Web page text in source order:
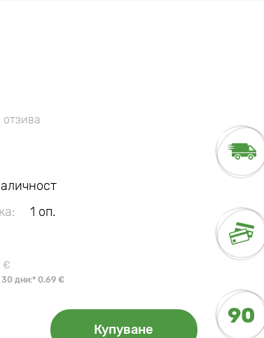
отзива
1 оп.
€
30 дни:* 0.69 €
Купуване
90